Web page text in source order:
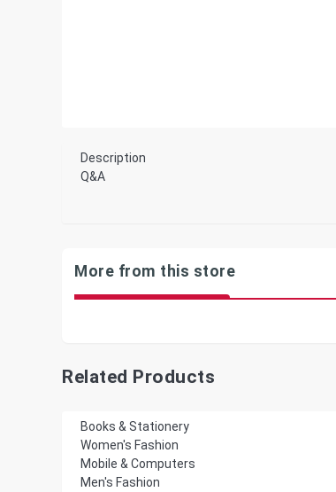
Description
Q&A
More from this store
Related Products
Books & Stationery
Women's Fashion
Mobile & Computers
Men's Fashion